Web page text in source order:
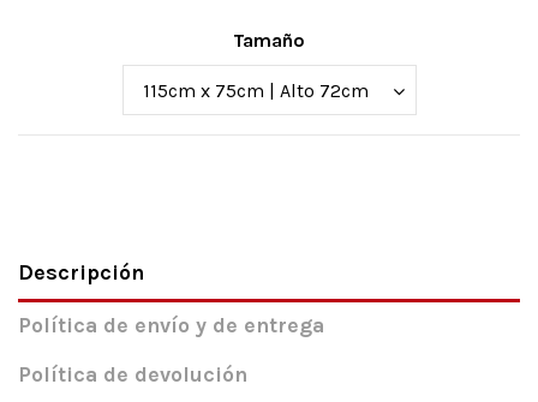
Tamaño
Descripción
Política de envío y de entrega
Política de devolución